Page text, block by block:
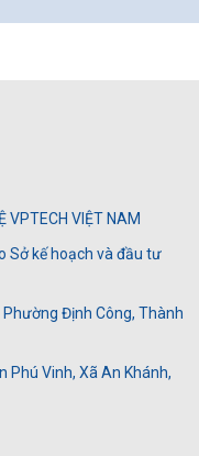
VPTECH VIỆT NAM
Sở kế hoạch và đầu tư
Định Công, Thành
Phú Vinh, Xã An Khánh,